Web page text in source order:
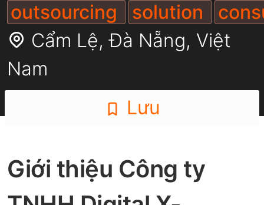
outsourcing solution
Cẩm Lệ, Đà Nẵng, Việt
Nam
Lưu
Giới thiệu Công ty